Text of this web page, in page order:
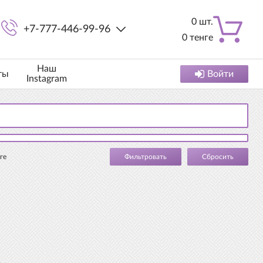
+7-777-446-99-96
0 шт.
0 тенге
Наш
Instagram
Войти
Cбросить